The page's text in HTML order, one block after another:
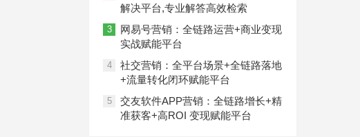
解决平台,专业解答高效检索
3
网易号营销：全链路运营+商业变现
实战赋能平台
4
社交营销：全平台场景+全链路落地
+流量转化闭环赋能平台
5
交友软件APP营销：全链路增长+精
准获客+高ROI 变现赋能平台